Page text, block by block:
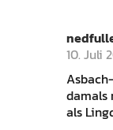
10. Juli
damals
als